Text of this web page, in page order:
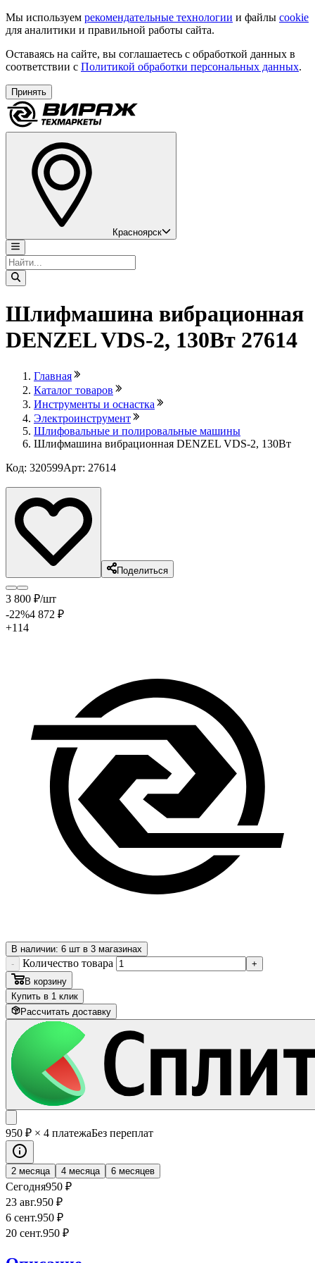
Мы используем рекомендательные технологии и файлы cookie
для аналитики и правильной работы сайта.
Оставаясь на сайте, вы соглашаетесь с обработкой данных в
соответствии с Политикой обработки персональных данных.
Принять
Красноярск
Шлифмашина вибрационная
DENZEL VDS-2, 130Вт 27614
Главная
Каталог товаров
Инструменты и оснастка
Электроинструмент
Шлифовальные и полировальные машины
Шлифмашина вибрационная DENZEL VDS-2, 130Вт
Код: 320599Арт: 27614
Поделиться
3 800 ₽/шт
-22%4 872 ₽
+114
В наличии: 6 шт в 3 магазинах
-
Количество товара
+
В корзину
Купить в 1 клик
Рассчитать доставку
950 ₽ × 4 платежаБез переплат
2 месяца 4 месяца 6 месяцев
Сегодня950 ₽
23 авг.950 ₽
6 сент.950 ₽
20 сент.950 ₽